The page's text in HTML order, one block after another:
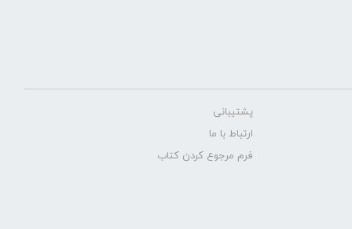
پشتیبانی
ارتباط با ما
فرم مرجوع کردن کتاب